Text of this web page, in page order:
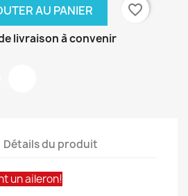
AU PANIER
favorite_border
livraison à convenir
Détails du produit
un aileron!